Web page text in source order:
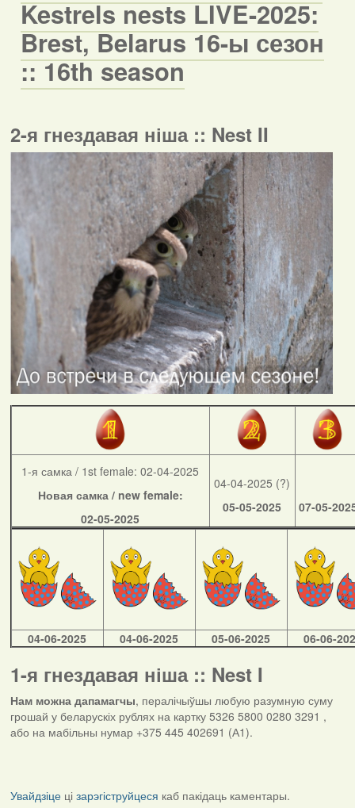
Kestrels nests LIVE-2025:
Brest, Belarus 16-ы сезон
:: 16th season
2-я гнездавая ніша :: Nest II
1-я самка / 1st female: 02-04-2025
Новая самка / new female:
02-05-2025
04-04-2025 (?)
05-05-2025
07-05-
04-06-2025 04-06-2025 05-06-2025 06-06-
1-я гнездавая ніша :: Nest I
Нам можна дапамагчы, пералічыўшы любую разумную суму
грошай у беларускіх рублях на картку 5326 5800 0280 3291 ,
або на мабільны нумар +375 445 402691 (А1).
Увайдзіцеці зарэгіструйцеся каб пакідаць каментары.